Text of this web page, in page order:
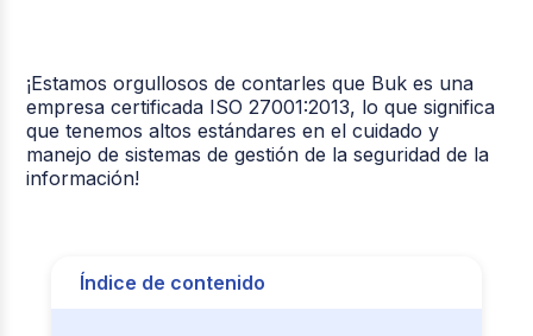
¡Estamos orgullosos de contarles que Buk es una
empresa certificada ISO 27001:2013, lo que significa
que tenemos altos estándares en el cuidado y
manejo de sistemas de gestión de la seguridad de la
información!
Índice de contenido